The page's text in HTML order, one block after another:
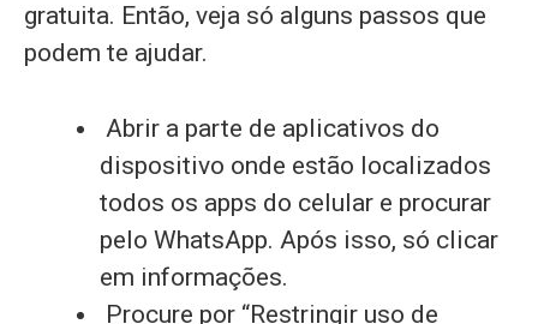
gratuita. Então, veja só alguns passos que
podem te ajudar.
Abrir a parte de aplicativos do
dispositivo onde estão localizados
todos os apps do celular e procurar
pelo WhatsApp. Após isso, só clicar
em informações.
Procure por “Restringir uso de